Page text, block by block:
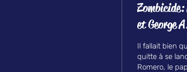
et George
Il fallait bien
quitte à se
Romero, le